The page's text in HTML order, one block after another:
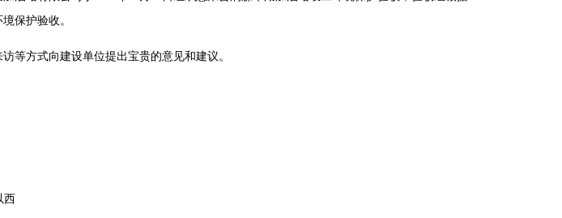
保护验收。
等方式向建设单位提出宝贵的意见和建议。
西